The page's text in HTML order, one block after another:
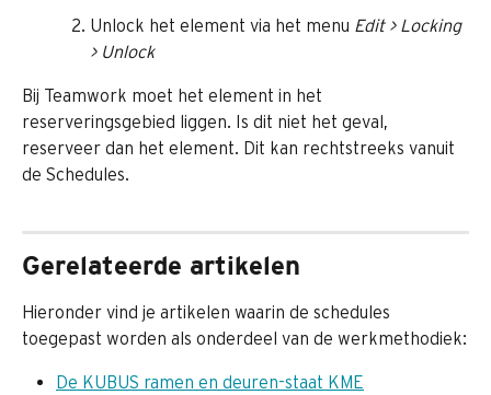
Unlock het element via het menu Edit > Locking
> Unlock
Bij Teamwork moet het element in het
reserveringsgebied liggen. Is dit niet het geval,
reserveer dan het element. Dit kan rechtstreeks vanuit
de Schedules.
Gerelateerde artikelen
Hieronder vind je artikelen waarin de schedules
toegepast worden als onderdeel van de werkmethodiek:​
De KUBUS ramen en deuren-staat KME